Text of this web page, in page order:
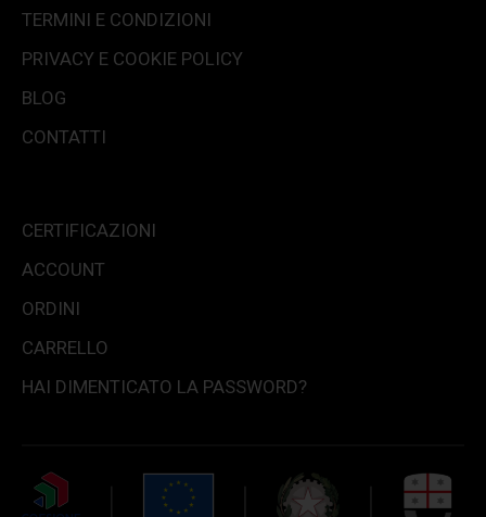
TERMINI E CONDIZIONI
PRIVACY E COOKIE POLICY
BLOG
CONTATTI
CERTIFICAZIONI
ACCOUNT
ORDINI
CARRELLO
HAI DIMENTICATO LA PASSWORD?